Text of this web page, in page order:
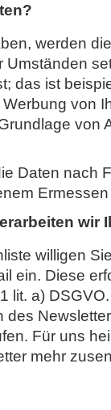
werden
das ist
von
von
Daten nach
wir
willigen
ein. Diese
lit. a)
des
Für uns
mehr